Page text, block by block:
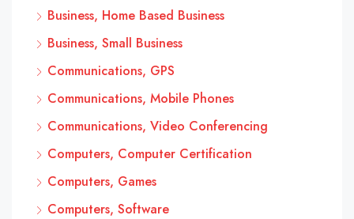
Business, Home Based Business
Business, Small Business
Communications, GPS
Communications, Mobile Phones
Communications, Video Conferencing
Computers, Computer Certification
Computers, Games
Computers, Software